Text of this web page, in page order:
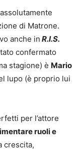
di Matrone.
anche in R.I.S.
confermato
stagione) è Mario
lupo (è proprio lui
per l’attore
ruoli e
crescita,